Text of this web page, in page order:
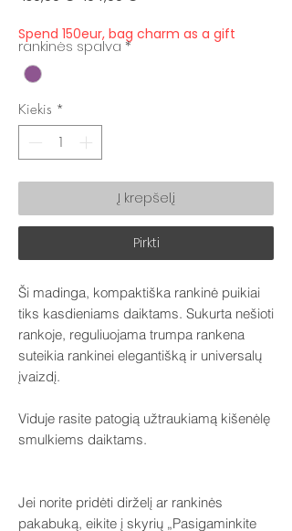
Spend 150eur, bag charm as a gift
rankinės spalva *
Kiekis *
Į krepšelį
Pirkti
Ši madinga, kompaktiška rankinė puikiai
tiks kasdieniams daiktams. Sukurta nešioti
rankoje, reguliuojama trumpa rankena
suteikia rankinei elegantišką ir universalų
įvaizdį.
Viduje rasite patogią užtraukiamą kišenėlę
smulkiems daiktams.
Jei norite pridėti dirželį ar rankinės
pakabuką, eikite į skyrių „Pasigaminkite